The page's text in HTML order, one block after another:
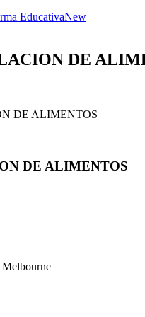
EducativaNew
DE
DE ALIMENTOS
DE ALIMENTOS
Melbourne